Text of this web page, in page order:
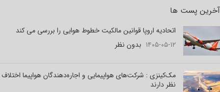
آخرین پست ها
اتحادیه اروپا قوانین مالکیت خطوط هوایی را بررسی می کند
۱۴۰۵-۰۵-۱۲ بدون نظر
مک‌کینزی : شرکت‌های هواپیمایی و اجاره‌دهندگان هواپیما اختلاف
نظر دارند